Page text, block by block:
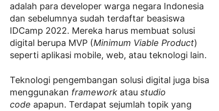
adalah para developer warga negara Indonesia
dan sebelumnya sudah terdaftar beasiswa
IDCamp 2022. Mereka harus membuat solusi
digital berupa MVP (Minimum Viable Product)
seperti aplikasi mobile, web, atau teknologi lain.
Teknologi pengembangan solusi digital juga bisa
menggunakan framework atau studio
code apapun. Terdapat sejumlah topik yang